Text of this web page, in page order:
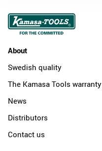
About
Swedish quality
The Kamasa Tools warranty
News
Distributors
Contact us